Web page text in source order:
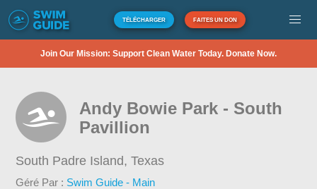
TÉLÉCHARGER FAITES UN DON
Join Our Mission: Support Clean Water Today. Donate Now.
Andy Bowie Park - South
Pavillion
South Padre Island,Texas
Géré Par : Swim Guide - Main